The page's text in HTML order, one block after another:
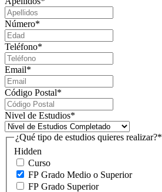
Número*
Teléfono*
Email*
Código Postal*
Nivel de Estudios*
Hidden
¿Qué tipo de estudios quieres realizar?*
Curso
FP Grado Medio o Superior
FP Grado Superior